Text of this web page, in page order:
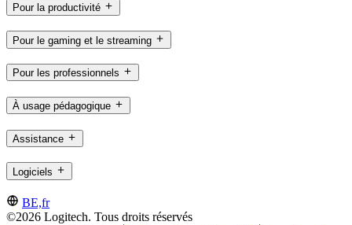
Pour la productivité
Pour le gaming et le streaming
Pour les professionnels
À usage pédagogique
Assistance
Logiciels
BE,fr
©2026 Logitech. Tous droits réservés